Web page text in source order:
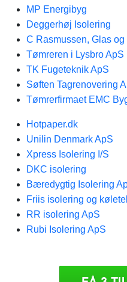
MP Energibyg
Deggerhøj Isolering
C Rasmussen, Glas
Tømreren i Lysbro ApS
TK Fugeteknik ApS
Søften Tagrenovering
Tømrerfirmaet EMC
Hotpaper.dk
Unilin Denmark ApS
Xpress Isolering I/S
DKC isolering
Bæredygtig Isolering
Friis isolering og
RR isolering ApS
Rubi Isolering ApS